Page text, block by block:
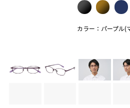
カラー：パープル(